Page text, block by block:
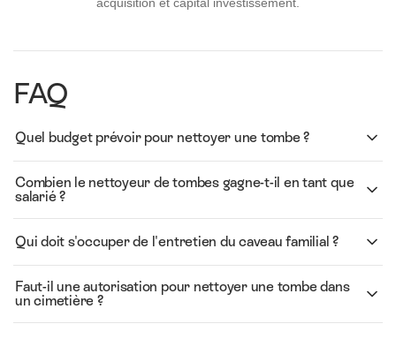
FAQ
Quel budget prévoir pour nettoyer une tombe ?
Combien le nettoyeur de tombes gagne-t-il en tant que
salarié ?
Qui doit s'occuper de l'entretien du caveau familial ?
Faut-il une autorisation pour nettoyer une tombe dans
un cimetière ?